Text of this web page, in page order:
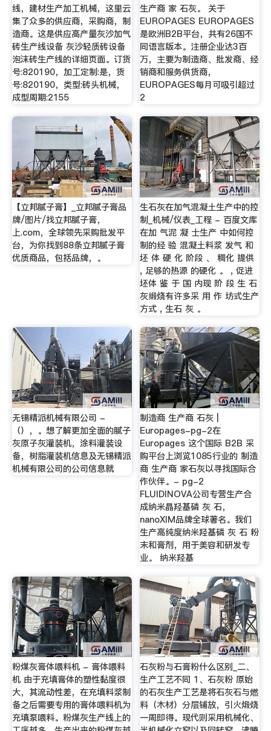
线，建材生产加工机械，这里云
集了众多的供应商，采购商，制
造商。这是供应高产量灰沙加气
砖生产线设备 灰沙轻质砖设备
泡沫砖生产线的详细页面。订货
号:820190，加工定制:是，货
号:820190，类型:砖头机械，
成型周期:2155
生产商 家 石灰。 关于
EUROPAGES EUROPAGES
是欧洲B2B平台，共有26国不
同语言版本。注册企业达3百
万，主要为制造商、批发商、经
销商和服务供货商，
EUROPAGES每月可吸引超过
2
【立邦腻子膏】_立邦腻子膏品
牌/图片/找立邦腻子膏，
上.com，全球领先采购批发平
台，为你找到88条立邦腻子膏
优质商品，包括品牌，。
生石灰在加气混凝土生产中的控
制_机械/仪表_工程 - 百度文库
在加 气泥 凝 士生产 中如何控
制的经 验 混凝土料浆 发气 和
坯 体 硬 化 阶段 、 稠化 提供
, 足够的热源 的硬化 。 , 促进
坯体 鉴 于 国 内现 阶 段 生 石
灰缎烧有许多采 用 作 坊式生产
方式 , 生石 灰 。
无锡精派机械有限公司 -
（），。想了解更加全面的腻子
灰原子灰灌装机，涂料灌装设
备，树脂灌装机信息及无锡精派
机械有限公司的公司信息就
制造商 生产商 石灰 |
Europages-pg-2在
Europages 这个国际 B2B 采
购平台上浏览1085行业的 制造
商 生产商 家石灰以寻找国际合
作伙伴。- pg-2
FLUIDINOVA公司专营生产合
成纳米晶羟基磷 灰 石，
nanoXIM品牌全球著名。我们
生产高纯度纳米羟基磷 灰 石 粉
末和膏剂，用于美容和研发专
业。 纳米羟基
粉煤灰膏体喂料机 - 膏体喂料
机 由于充填膏体的塑性黏度很
大，其流动性差，在充填料浆制
备之后需要专用的膏体喂料机为
充填泵喂料。粉煤灰生产线上的
石灰粉与石膏粉什么区别_二、
生产工艺不同 1、石灰粉 原始
的石灰生产工艺是将石灰石与燃
料（木材）分层铺放，引火煅烧
一周即得。现代则采用机械化、